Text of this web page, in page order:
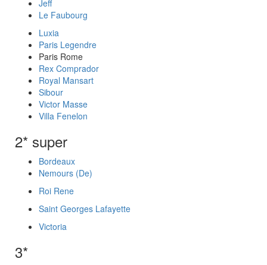
Jeff
Le Faubourg
Luxia
Paris Legendre
Paris Rome
Rex Comprador
Royal Mansart
Sibour
Victor Masse
Villa Fenelon
2* super
Bordeaux
Nemours (De)
Roi Rene
Saint Georges Lafayette
Victoria
3*